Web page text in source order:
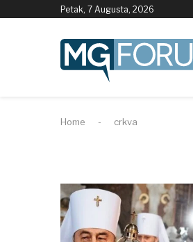
Petak, 7 Augusta, 2026
Home - crkva